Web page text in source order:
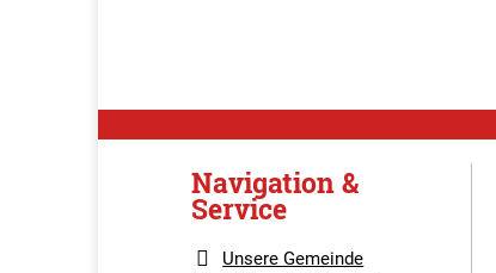
Navigation &
Service
Unsere Gemeinde